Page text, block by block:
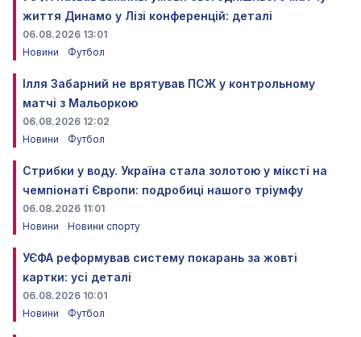
життя Динамо у Лізі конференцій: деталі
06.08.2026 13:01
Новини
Футбол
Ілля Забарний не врятував ПСЖ у контрольному
матчі з Мальоркою
06.08.2026 12:02
Новини
Футбол
Стрибки у воду. Україна стала золотою у міксті на
чемпіонаті Європи: подробиці нашого тріумфу
06.08.2026 11:01
Новини
Новини спорту
УЄФА реформував систему покарань за жовті
картки: усі деталі
06.08.2026 10:01
Новини
Футбол